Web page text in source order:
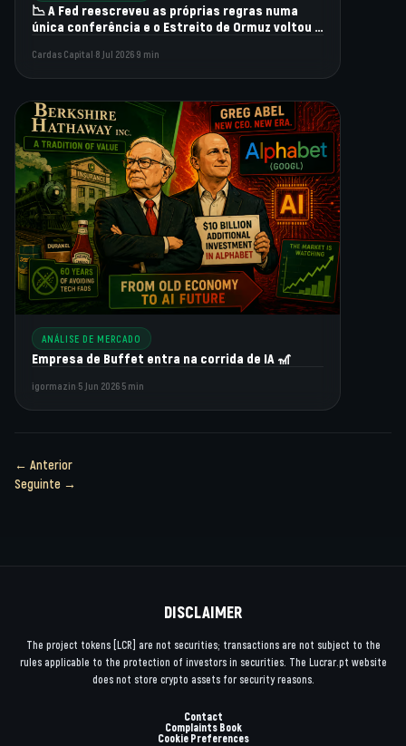
📉 A Fed reescreveu as próprias regras numa
única conferência e o Estreito de Ormuz voltou a
Cardas Capital 8 Jul 2026 9 min
ANÁLISE DE MERCADO
Empresa de Buffet entra na corrida de IA 🎢
igormazin 5 Jun 2026 5 min
← Anterior
Seguinte →
DISCLAIMER
The project tokens [LCR] are not securities; transactions are not subject to the
rules applicable to the protection of investors in securities. The Lucrar.pt website
does not store crypto assets for security reasons.
Contact
Complaints Book
Cookie Preferences